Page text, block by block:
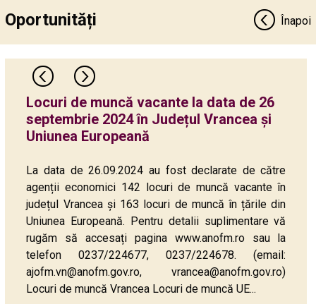
Oportunități Înapoi
Locuri de muncă vacante la data de 26
septembrie 2024 în Județul Vrancea și
Uniunea Europeană
La data de 26.09.2024 au fost declarate de către
agenții economici 142 locuri de muncă vacante în
județul Vrancea și 163 locuri de muncă în țările din
Uniunea Europeană. Pentru detalii suplimentare vă
rugăm să accesați pagina www.anofm.ro sau la
telefon 0237/224677, 0237/224678. (email:
ajofm.vn@anofm.gov.ro, vrancea@anofm.gov.ro)
Locuri de muncă Vrancea Locuri de muncă UE...